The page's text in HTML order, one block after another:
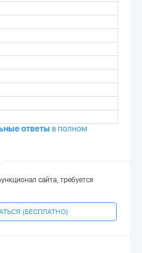
ответы в полном
сайта, требуется
(БЕСПЛАТНО)